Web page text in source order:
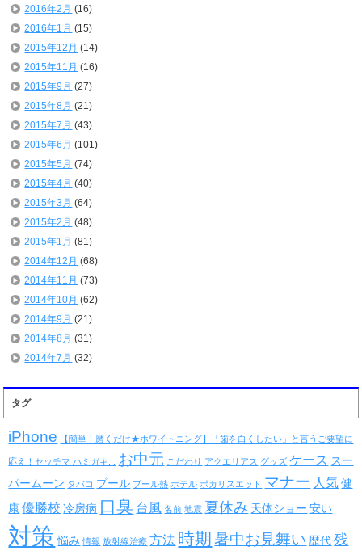
2016年2月 (16)
2016年1月 (15)
2015年12月 (14)
2015年11月 (16)
2015年9月 (27)
2015年8月 (21)
2015年7月 (43)
2015年6月 (101)
2015年5月 (74)
2015年4月 (40)
2015年3月 (64)
2015年2月 (48)
2015年1月 (81)
2014年12月 (68)
2014年11月 (73)
2014年10月 (62)
2014年9月 (21)
2014年8月 (31)
2014年7月 (32)
タグ
iPhone 【簡単！磨くだけ★ホワイトニング】「歯を白くしたい」と言うご要望に
応え！セッチマ ハミガキ... お中元 こだわり アクエリアス グッズ ケース スー
パームーン タバコ プール プール熱 ホテル ポカリスエット マナー 人気 健
康 優勝校 冷房病 口臭 台風 名前 地震 夏休み 天体ショー 安い
対策 悩み 情報 放射線治療 方法 時期 暑中お見舞い 歴代 残